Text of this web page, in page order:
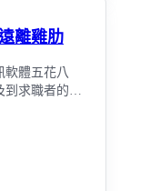
離雞肋
軟體五花八
求職者的時